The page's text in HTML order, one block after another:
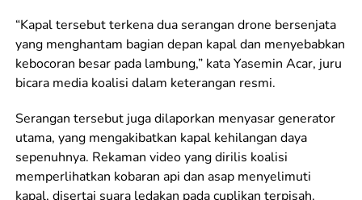
“Kapal tersebut terkena dua serangan drone bersenjata
yang menghantam bagian depan kapal dan menyebabkan
kebocoran besar pada lambung,” kata Yasemin Acar, juru
bicara media koalisi dalam keterangan resmi.
Serangan tersebut juga dilaporkan menyasar generator
utama, yang mengakibatkan kapal kehilangan daya
sepenuhnya. Rekaman video yang dirilis koalisi
memperlihatkan kobaran api dan asap menyelimuti
kapal, disertai suara ledakan pada cuplikan terpisah.